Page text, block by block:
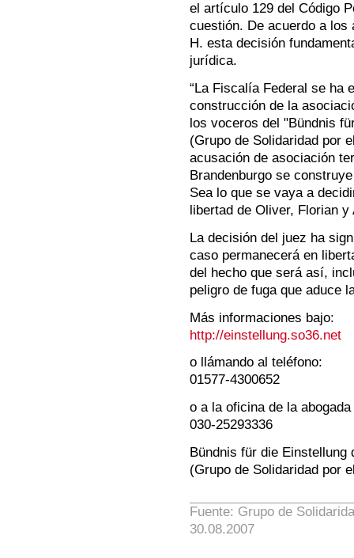
el artículo 129 del Código
cuestión. De acuerdo a los
H. esta decisión
jurídica.
“La Fiscalía Federal se ha
construcción de la
los voceros del "Bündnis
(Grupo de Solidaridad por
acusación de asociación
Brandenburgo se
Sea lo que se vaya a
libertad de Oliver, Florian
La decisión del juez ha
caso permanecerá en
del hecho que será así,
peligro de fuga que aduce
Más informaciones bajo:
http://einstellung.so36.net
o llámando al teléfono:
01577-4300652
o a la oficina de la
030-25293336
Bündnis für die Einstellung
(Grupo de Solidaridad por
Fuente: Grupo de
30.08.2007